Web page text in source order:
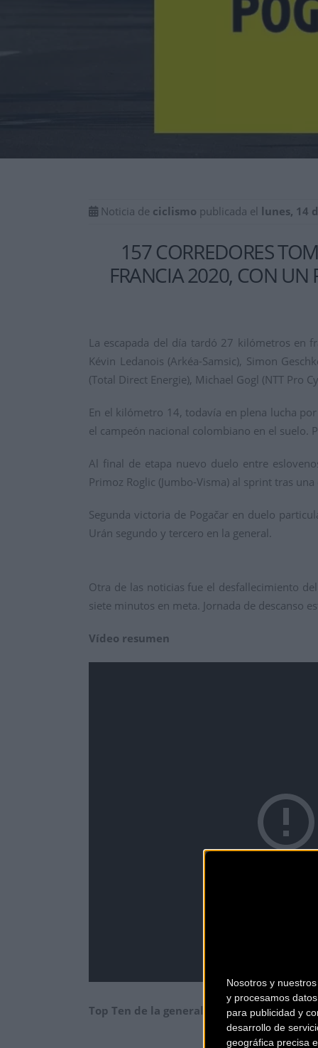
Nosotros y
y procesamos
para publicidad y
desarrollo de
geográfica precisa
Noticia de ciclismo publicada el lunes, 14
157 CORREDORES
FRANCIA 2020, CON UN
La escapada del día tardó 27 kilómetros en
Kévin Ledanois (Arkéa-Samsic), Simon
(Total Direct Energie), Michael Gogl (NTT Pro
En el kilómetro 14, todavía en plena lucha
el campeón nacional colombiano en el suelo.
Al final de etapa nuevo duelo entre
Primoz Roglic (Jumbo-Visma) al sprint tras
Segunda victoria de Pogačar en duelo
Urán segundo y tercero en la general.
Otra de las noticias fue el desfallecimiento
siete minutos en meta. Jornada de descanso
Vídeo resumen
Top Ten de la general